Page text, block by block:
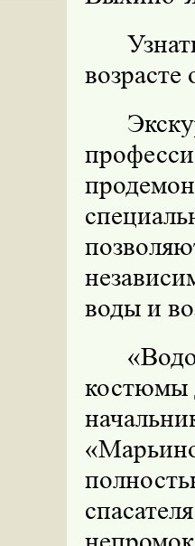
возрасте
воды и
костюмы